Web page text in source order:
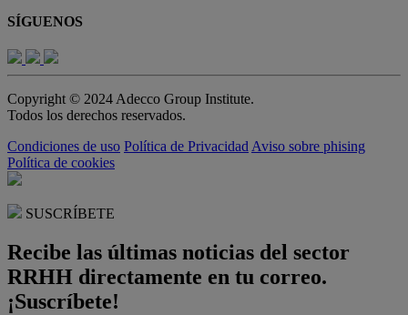
SÍGUENOS
Copyright © 2024 Adecco Group Institute.
Todos los derechos reservados.
Condiciones de uso Política de Privacidad Aviso sobre phising
Política de cookies
SUSCRÍBETE
Recibe las últimas noticias del sector
RRHH directamente en tu correo.
¡Suscríbete!